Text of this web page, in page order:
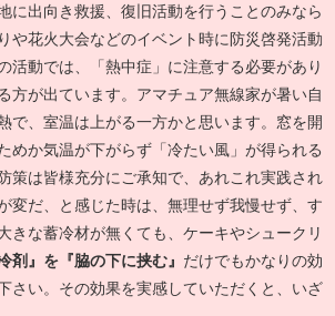
に出向き救援、復旧活動を行うことのみなら
や花火大会などのイベント時に防災啓発活動
活動では、「熱中症」に注意する必要があり
方が出ています。アマチュア無線家が暑い自
で、室温は上がる一方かと思います。窓を開
めか気温が下がらず「冷たい風」が得られる
策は皆様充分にご承知で、あれこれ実践され
変だ、と感じた時は、無理せず我慢せず、す
きな蓄冷材が無くても、ケーキやシュークリ
剤』を『脇の下に挟む』 だけでもかなりの効
さい。その効果を実感していただくと、いざ